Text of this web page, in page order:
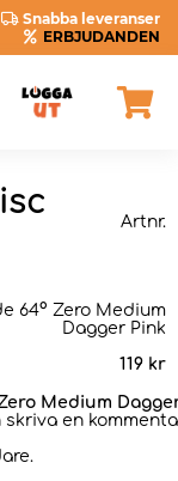
Snabba leveranser
ERBJUDANDEN
Artnr.
64° Zero Medium
Dagger Pink
119 kr
Medium
skriva en